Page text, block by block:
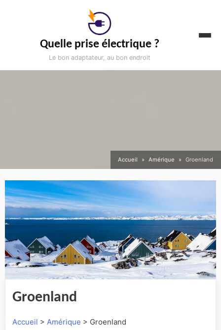
Quelle prise électrique ?
Le bon adaptateur, au bon endroit
Accueil Amérique Groenland
Groenland
Accueil > Amérique > Groenland